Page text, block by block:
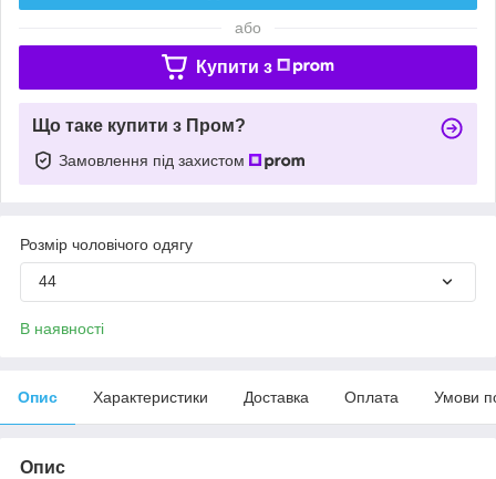
або
Купити з
Що таке купити з Пром?
Замовлення під захистом
Розмір чоловічого одягу
44
В наявності
Опис Характеристики Доставка Оплата Умови
Опис